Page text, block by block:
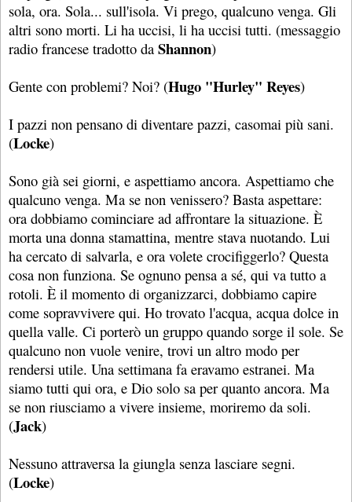
sola, ora. Sola... sull'isola. Vi prego, qualcuno venga. Gli
altri sono morti. Li ha uccisi, li ha uccisi tutti. (messaggio
radio francese tradotto da Shannon)
Gente con problemi? Noi? (Hugo "Hurley" Reyes)
I pazzi non pensano di diventare pazzi, casomai più sani.
(Locke)
Sono già sei giorni, e aspettiamo ancora. Aspettiamo che
qualcuno venga. Ma se non venissero? Basta aspettare:
ora dobbiamo cominciare ad affrontare la situazione. È
morta una donna stamattina, mentre stava nuotando. Lui
ha cercato di salvarla, e ora volete crocifiggerlo? Questa
cosa non funziona. Se ognuno pensa a sé, qui va tutto a
rotoli. È il momento di organizzarci, dobbiamo capire
come sopravvivere qui. Ho trovato l'acqua, acqua dolce in
quella valle. Ci porterò un gruppo quando sorge il sole. Se
qualcuno non vuole venire, trovi un altro modo per
rendersi utile. Una settimana fa eravamo estranei. Ma
siamo tutti qui ora, e Dio solo sa per quanto ancora. Ma
se non riusciamo a vivere insieme, moriremo da soli.
(Jack)
Nessuno attraversa la giungla senza lasciare segni.
(Locke)